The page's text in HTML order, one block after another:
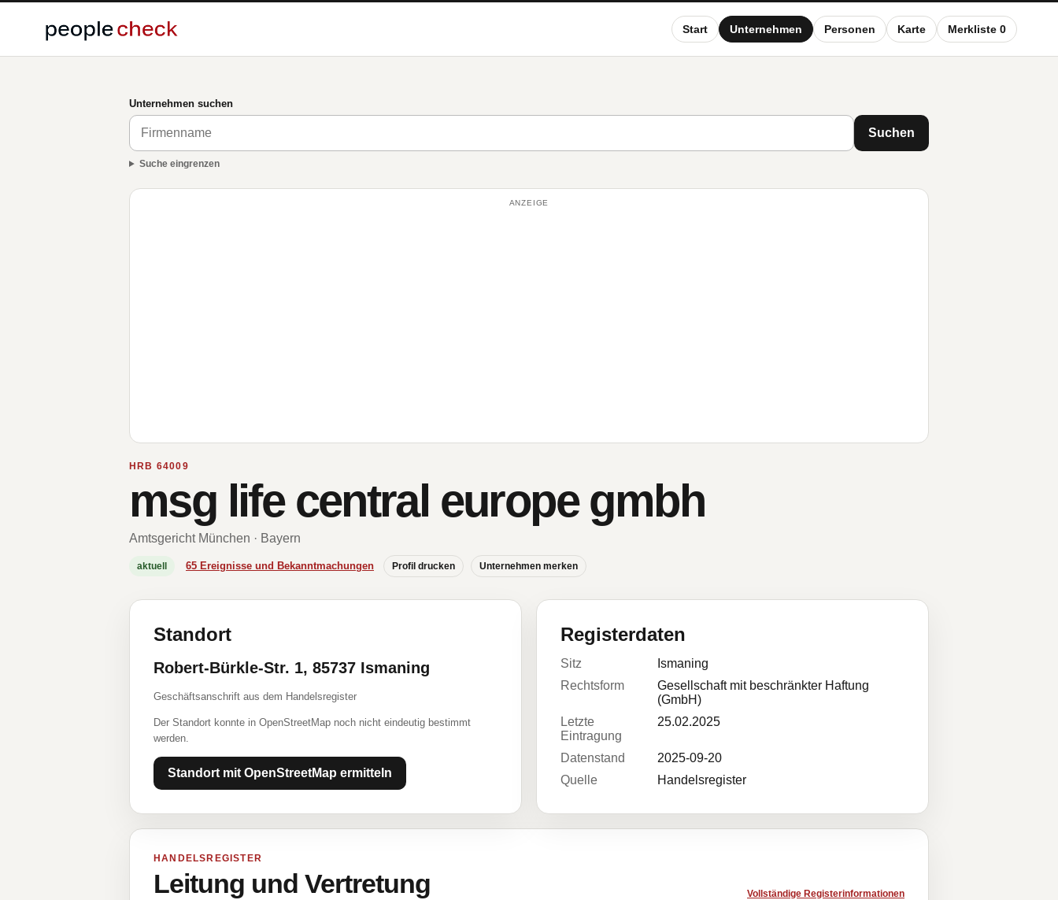
Start Unternehmen Personen Karte Merkliste 0
Unternehmen suchen
Suchen
Suche eingrenzen
ANZEIGE
HRB 64009
msg life central europe gmbh
Amtsgericht München · Bayern
aktuell 65 Ereignisse und Bekanntmachungen Profil drucken Unternehmen merken
Standort
Robert-Bürkle-Str. 1, 85737 Ismaning
Geschäftsanschrift aus dem Handelsregister
Der Standort konnte in OpenStreetMap noch nicht eindeutig bestimmt
werden.
Standort mit OpenStreetMap ermitteln
Registerdaten
Sitz
Ismaning
Rechtsform
Gesellschaft mit beschränkter Haftung
(GmbH)
Letzte
Eintragung
25.02.2025
Datenstand
2025-09-20
Quelle
Handelsregister
HANDELSREGISTER
Leitung und Vertretung Vollständige Registerinformationen